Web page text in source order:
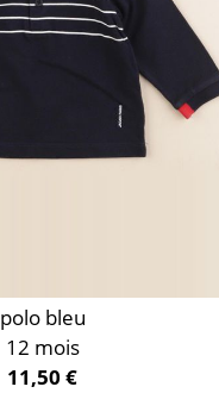
polo bleu
12 mois
11,50 €